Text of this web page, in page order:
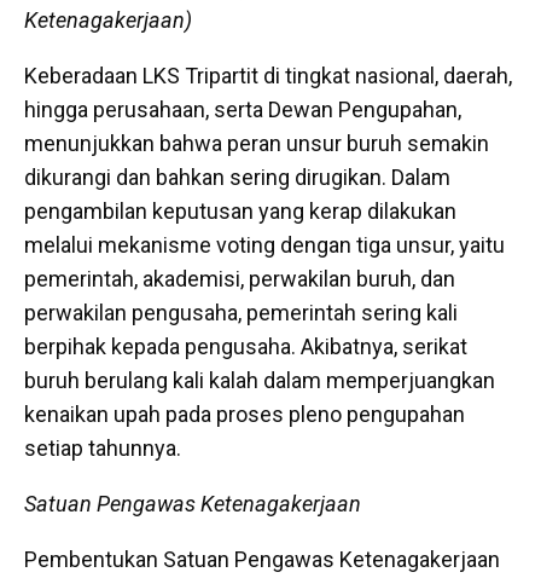
Ketenagakerjaan)
Keberadaan LKS Tripartit di tingkat nasional, daerah,
hingga perusahaan, serta Dewan Pengupahan,
menunjukkan bahwa peran unsur buruh semakin
dikurangi dan bahkan sering dirugikan. Dalam
pengambilan keputusan yang kerap dilakukan
melalui mekanisme voting dengan tiga unsur, yaitu
pemerintah, akademisi, perwakilan buruh, dan
perwakilan pengusaha, pemerintah sering kali
berpihak kepada pengusaha. Akibatnya, serikat
buruh berulang kali kalah dalam memperjuangkan
kenaikan upah pada proses pleno pengupahan
setiap tahunnya.
Satuan Pengawas Ketenagakerjaan
Pembentukan Satuan Pengawas Ketenagakerjaan